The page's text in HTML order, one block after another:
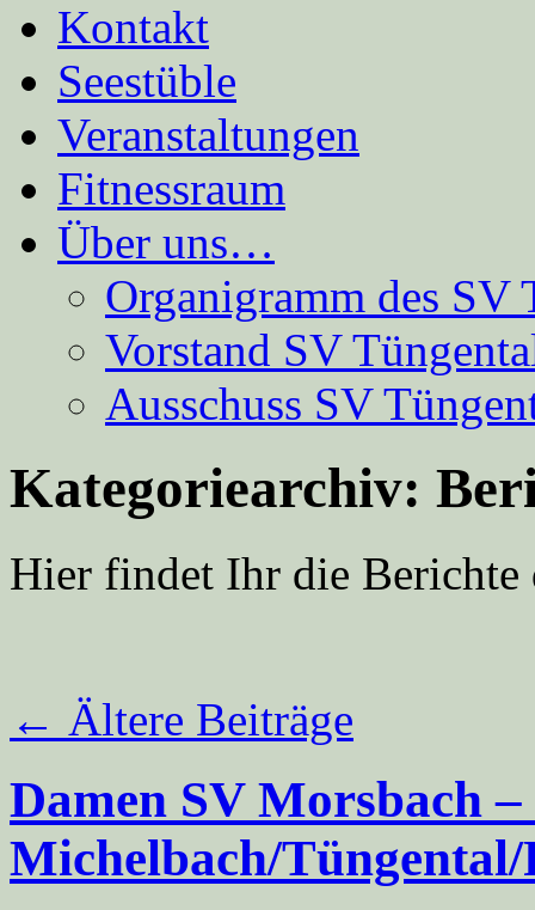
Kontakt
Seestüble
Veranstaltungen
Fitnessraum
Über uns…
Organigramm des SV
Vorstand SV
Ausschuss SV
Kategoriearchiv:
Hier findet Ihr die Berichte
← Ältere Beiträge
Damen SV Morsbach –
Michelbach/Tüngental/